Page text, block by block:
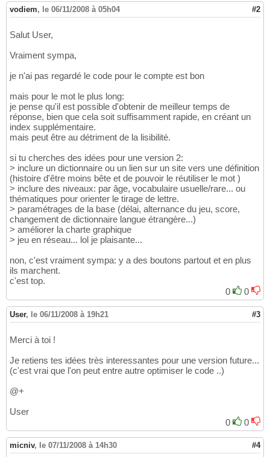
vodiem, le 06/11/2008 à 05h04 #2
Salut User,
Vraiment sympa,
je n'ai pas regardé le code pour le compte est bon
mais pour le mot le plus long:
je pense qu'il est possible d'obtenir de meilleur temps de
réponse, bien que cela soit suffisamment rapide, en créant un
index supplémentaire.
mais peut être au détriment de la lisibilité.
si tu cherches des idées pour une version 2:
> inclure un dictionnaire ou un lien sur un site vers une définition
(histoire d'être moins bête et de pouvoir le réutiliser le mot )
> inclure des niveaux: par âge, vocabulaire usuelle/rare... ou
thématiques pour orienter le tirage de lettre.
> paramétrages de la base (délai, alternance du jeu, score,
changement de dictionnaire langue étrangère...)
> améliorer la charte graphique
> jeu en réseau... lol je plaisante...
non, c'est vraiment sympa: y a des boutons partout et en plus
ils marchent.
c'est top.
0
0
User, le 06/11/2008 à 19h21 #3
Merci à toi !
Je retiens tes idées très interessantes pour une version future...
(c'est vrai que l'on peut entre autre optimiser le code ..)
@+
User
0
0
micniv, le 07/11/2008 à 14h30 #4